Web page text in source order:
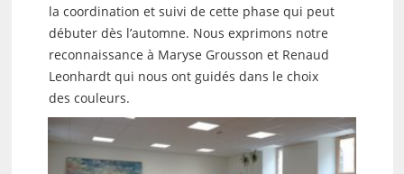
la coordination et suivi de cette phase qui peut
débuter dès l’automne. Nous exprimons notre
reconnaissance à Maryse Grousson et Renaud
Leonhardt qui nous ont guidés dans le choix
des couleurs.